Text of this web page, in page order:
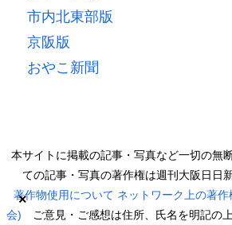
×
市内北東部版
京阪版
おやこ新聞
本サイトに掲載の記事・写真など一切の無
ての記事・写真の著作権は週刊大阪日日
著作物使用について ネットワーク上の著
会) ご意見・ご感想は住所、氏名を明記の